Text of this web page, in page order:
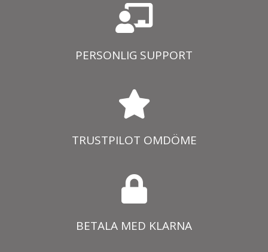
PERSONLIG SUPPORT
TRUSTPILOT OMDÖME
BETALA MED KLARNA